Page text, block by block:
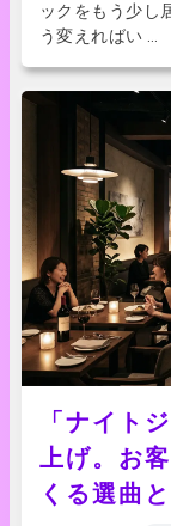
ックをもう少し
う変えればい …
「ナイト
上げ。お
くる選曲